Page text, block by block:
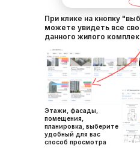
При клике на кнопку
можете увидеть все
данного жилого
Этажи, фасады,
помещения,
планировка, выберите
удобный для вас
способ просмотра